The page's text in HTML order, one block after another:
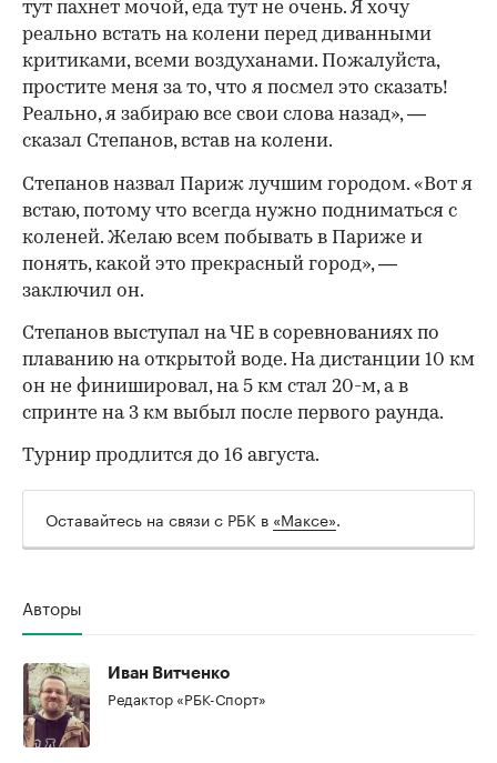
тут пахнет мочой, еда тут не очень. Я хочу
реально встать на колени перед диванными
критиками, всеми воздуханами. Пожалуйста,
простите меня за то, что я посмел это сказать!
Реально, я забираю все свои слова назад», —
сказал Степанов, встав на колени.
00:00 00:00
Степанов назвал Париж лучшим городом. «Вот я
встаю, потому что всегда нужно подниматься с
коленей. Желаю всем побывать в Париже и
понять, какой это прекрасный город», —
заключил он.
Степанов выступал на ЧЕ в соревнованиях по
плаванию на открытой воде. На дистанции 10 км
он не финишировал, на 5 км стал 20-м, а в
спринте на 3 км выбыл после первого раунда.
Турнир продлится до 16 августа.
Оставайтесь на связи с РБК в «Максе».
Авторы
Иван Витченко
Редактор «РБК-Спорт»